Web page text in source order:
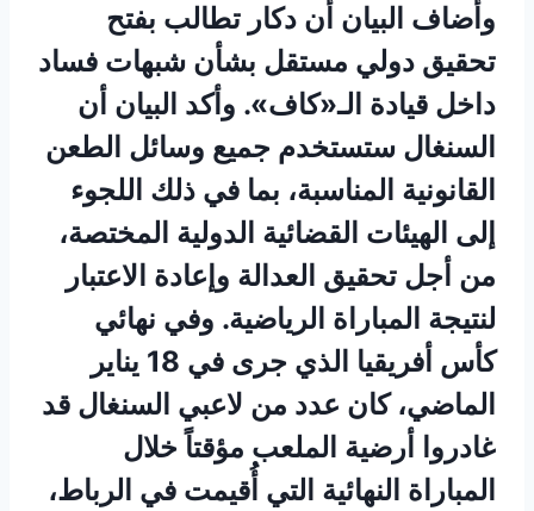
وأضاف البيان أن دكار تطالب بفتح
تحقيق دولي مستقل بشأن شبهات فساد
داخل قيادة الـ«كاف». وأكد البيان أن
السنغال ستستخدم جميع وسائل الطعن
القانونية المناسبة، بما في ذلك اللجوء
إلى الهيئات القضائية الدولية المختصة،
من أجل تحقيق العدالة وإعادة الاعتبار
لنتيجة المباراة الرياضية. وفي نهائي
كأس أفريقيا الذي جرى في 18 يناير
الماضي، كان عدد من لاعبي السنغال قد
غادروا أرضية الملعب مؤقتاً خلال
المباراة النهائية التي أُقيمت في الرباط،